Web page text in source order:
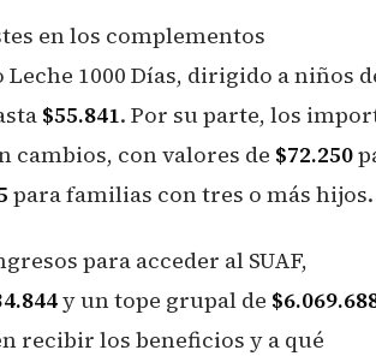
en los complementos
1000 Días, dirigido a niños
$55.841. Por su parte, los
cambios, con valores de $72.250
para familias con tres o más hijos.
para acceder al SUAF,
y un tope grupal de
recibir los beneficios y a qué